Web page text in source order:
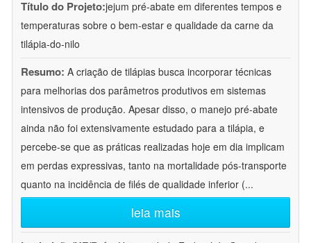
Título do Projeto:jejum pré-abate em diferentes tempos e
temperaturas sobre o bem-estar e qualidade da carne da
tilápia-do-nilo
Resumo: A criação de tilápias busca incorporar técnicas
para melhorias dos parâmetros produtivos em sistemas
intensivos de produção. Apesar disso, o manejo pré-abate
ainda não foi extensivamente estudado para a tilápia, e
percebe-se que as práticas realizadas hoje em dia implicam
em perdas expressivas, tanto na mortalidade pós-transporte
quanto na incidência de filés de qualidade inferior (...
leia mais